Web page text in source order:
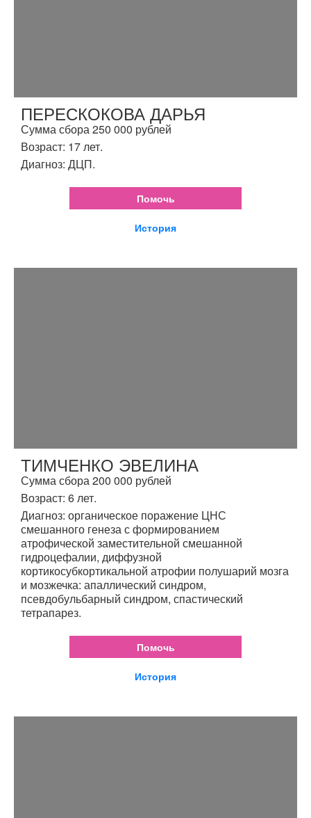
ПЕРЕСКОКОВА ДАРЬЯ
Сумма сбора 250 000 рублей
Возраст: 17 лет.
Диагноз: ДЦП.
Помочь
История
ТИМЧЕНКО ЭВЕЛИНА
Сумма сбора 200 000 рублей
Возраст: 6 лет.
Диагноз: органическое поражение ЦНС
смешанного генеза с формированием
атрофической заместительной смешанной
гидроцефалии, диффузной
кортикосубкортикальной атрофии полушарий мозга
и мозжечка: апаллический синдром,
псевдобульбарный синдром, спастический
тетрапарез.
Помочь
История